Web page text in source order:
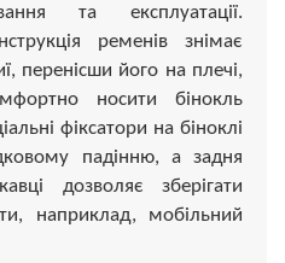
та експлуатації.
ременів знімає
перенісши його на плечі,
носити бінокль
фіксатори на біноклі
падінню, а задня
дозволяє зберігати
наприклад, мобільний